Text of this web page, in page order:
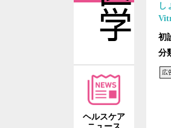
ヘルスケア
し
初
分
広